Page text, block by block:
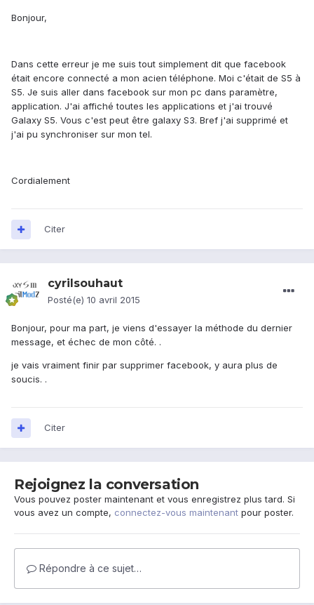
Bonjour,
Dans cette erreur je me suis tout simplement dit que facebook
était encore connecté a mon acien téléphone. Moi c'était de S5 à
S5. Je suis aller dans facebook sur mon pc dans paramètre,
application. J'ai affiché toutes les applications et j'ai trouvé
Galaxy S5. Vous c'est peut être galaxy S3. Bref j'ai supprimé et
j'ai pu synchroniser sur mon tel.
Cordialement
Citer
cyrilsouhaut
Posté(e) 10 avril 2015
Bonjour, pour ma part, je viens d'essayer la méthode du dernier
message, et échec de mon côté. .
je vais vraiment finir par supprimer facebook, y aura plus de
soucis. .
Citer
Rejoignez la conversation
Vous pouvez poster maintenant et vous enregistrez plus tard. Si
vous avez un compte, connectez-vous maintenant pour poster.
Répondre à ce sujet…